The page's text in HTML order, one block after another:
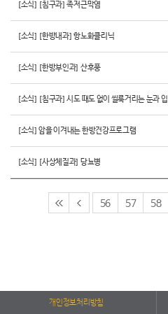
[소식] [침구과] 족저근막염
[소식] [한방내과] 항노화클리닉
[소식] [한방부인과] 산후풍
[소식] [침구과] 시도 때도 없이 씰룩거리는 눈과 입
[소식] 암을 이겨내는 한방건강프로그램
[소식] [사상체질과] 당뇨병
56 57 58
개인정보처리방침